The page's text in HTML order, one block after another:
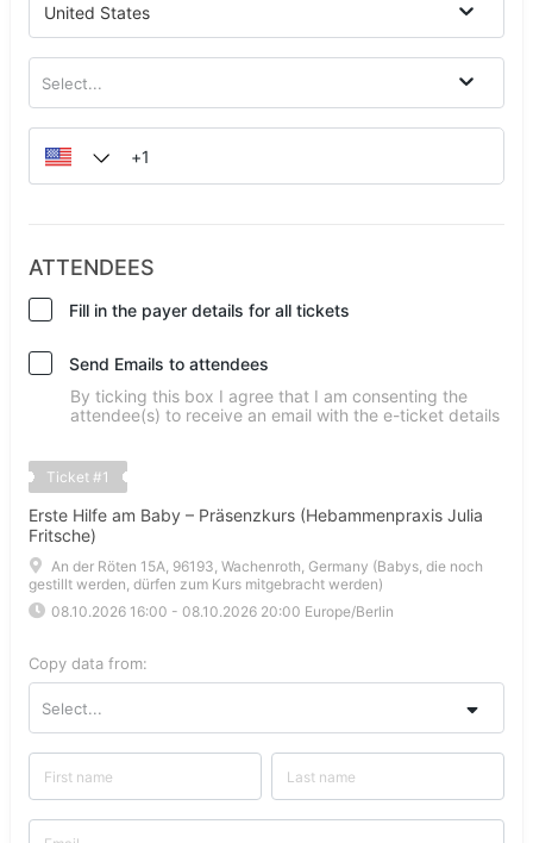
United States
Select...
ATTENDEES
Fill in the payer details for all tickets
Send Emails to attendees
By ticking this box I agree that I am consenting the
attendee(s) to receive an email with the e-ticket details
Ticket #1
Erste Hilfe am Baby – Präsenzkurs (Hebammenpraxis Julia
Fritsche)
An der Röten 15A, 96193, Wachenroth, Germany (Babys, die noch
gestillt werden, dürfen zum Kurs mitgebracht werden)
08.10.2026 16:00 - 08.10.2026 20:00 Europe/Berlin
Copy data from:
Select...